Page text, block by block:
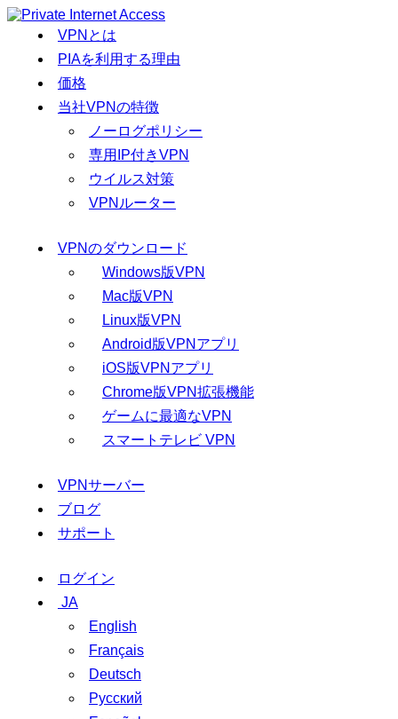
VPNとは
PIAを利用する理由
価格
当社VPNの特徴
ノーログポリシー
専用IP付きVPN
ウイルス対策
VPNルーター
VPNのダウンロード
Windows版VPN
Mac版VPN
Linux版VPN
Android版VPNアプリ
iOS版VPNアプリ
Chrome版VPN拡張機能
ゲームに最適なVPN
スマートテレビ VPN
VPNサーバー
ブログ
サポート
ログイン
JA
English
Français
Deutsch
Русский